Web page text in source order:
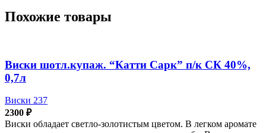
Похожие товары
Виски шотл.купаж. “Катти Сарк” п/к СК 40%,
0,7л
Виски 237
2300 ₽
Виски обладает светло-золотистым цветом. В легком аромате